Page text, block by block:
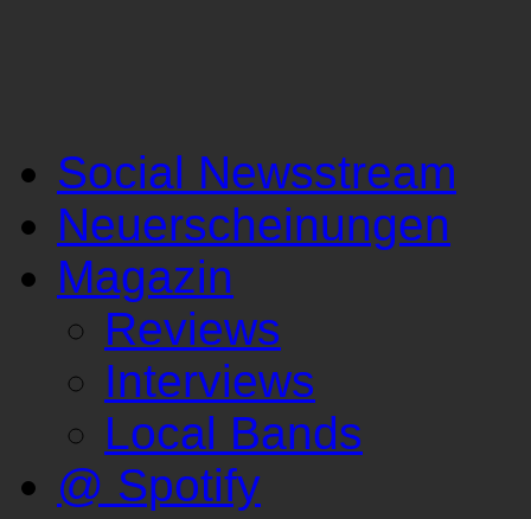
Social Newsstream
Neuerscheinungen
Magazin
Reviews
Interviews
Local Bands
@ Spotify